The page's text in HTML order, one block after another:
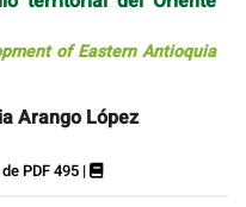
of Eastern Antioquia
Arango López
PDF 495 |